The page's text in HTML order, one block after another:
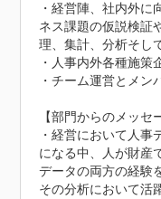
・経営陣、社内外に
ネス課題の仮説検証
理、集計、分析そし
・人事内外各種施策
・チーム運営とメン
【部門からのメッセ
・経営において人
になる中、人が財産
データの両方の経験
その分析において活